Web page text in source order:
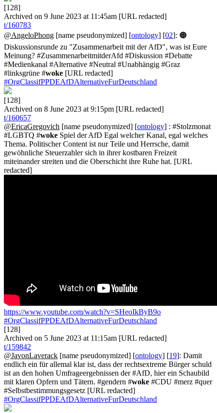
[128]
Archived on 9 June 2023 at 11:45am [URL redacted]
t/160783
@AngeloPhong [name pseudonymized] [ontology] [02]: 🟠
Diskussionsrunde zu "Zusammenarbeit mit der AfD", was ist Eure
Meinung? #ZusammenarbeitmitderAfd #Diskussion #Debatte
#Medienkanal #Alternative #Neutral #Unabhängig #Graz
#linksgrüne #woke [URL redacted]
#OrgClassifPPDEAfDAlternativeFurDeutschland
[128]
Archived on 8 June 2023 at 9:15pm [URL redacted]
t/160657
@EricaGregovich [name pseudonymized] [ontology] : #Stolzmonat
#LGBTQ #woke Spiel der AfD Egal welcher Kanal, egal welches
Thema. Politischer Content ist nur Teile und Herrsche, damit
gewöhnliche Steuerzahler sich in ihrer kostbaren Freizeit
miteinander streiten und die Oberschicht ihre Ruhe hat. [URL
redacted]
https://www.youtube.com/watch?v=SHeoIkByB9o
#OrgClassifPPDEAfDAlternativeFurDeutschland
[128]
Archived on 5 June 2023 at 11:15am [URL redacted]
t/159842
@JavonLaverack [name pseudonymized] [ontology] [19]: Damit
endlich ein für allemal klar ist, dass der rechtsextreme Bürger schuld
ist an den hohen Umfrageergebnissen der #AfD, hier ein Schaubild
mit klaren Opfern und Tätern. #gendern #woke #CDU #merz #quer
#Selbstbestimmungsgesetz [URL redacted]
#OrgClassifPPDEAfDAlternativeFurDeutschland